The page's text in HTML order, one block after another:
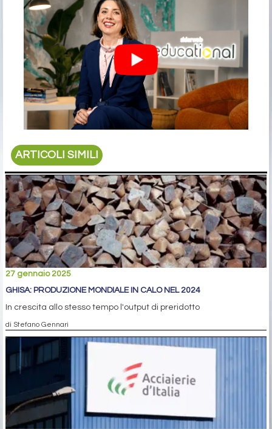
ARTICOLI SIMILI
27 gennaio 2025
GHISA: PRODUZIONE MONDIALE IN CALO NEL 2024
In crescita allo stesso tempo l'output di preridotto
di Stefano Gennari